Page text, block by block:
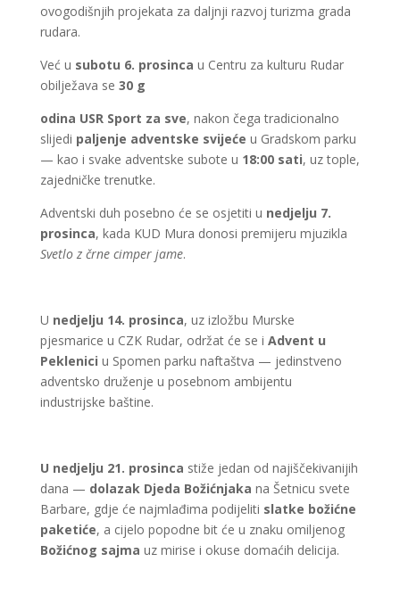
ovogodišnjih projekata za daljnji razvoj turizma grada
rudara.
Već u subotu 6. prosinca u Centru za kulturu Rudar
obilježava se 30 g
odina USR Sport za sve, nakon čega tradicionalno
slijedi paljenje adventske svijeće u Gradskom parku
— kao i svake adventske subote u 18:00 sati, uz tople,
zajedničke trenutke.
Adventski duh posebno će se osjetiti u nedjelju 7.
prosinca, kada KUD Mura donosi premijeru mjuzikla
Svetlo z črne cimper jame.
U nedjelju 14. prosinca, uz izložbu Murske
pjesmarice u CZK Rudar, održat će se i Advent u
Peklenici u Spomen parku naftaštva — jedinstveno
adventsko druženje u posebnom ambijentu
industrijske baštine.
U nedjelju 21. prosinca stiže jedan od najiščekivanijih
dana — dolazak Djeda Božićnjaka na Šetnicu svete
Barbare, gdje će najmlađima podijeliti slatke božićne
paketiće, a cijelo popodne bit će u znaku omiljenog
Božićnog sajma uz mirise i okuse domaćih delicija.